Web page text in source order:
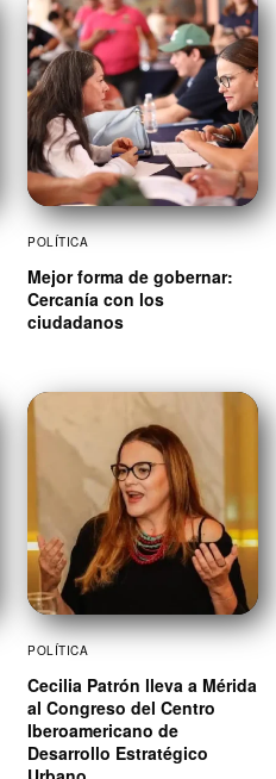
POLÍTICA
Mejor forma de gobernar:
Cercanía con los
ciudadanos
POLÍTICA
Cecilia Patrón lleva a Mérida
al Congreso del Centro
Iberoamericano de
Desarrollo Estratégico